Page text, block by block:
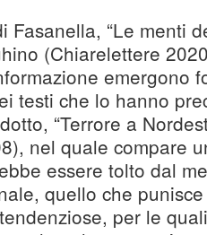
Fasanella, “Le menti
(Chiarelettere
emergono
testi che lo hanno
“Terrore a
nel quale compare
essere tolto dal
quello che
per le